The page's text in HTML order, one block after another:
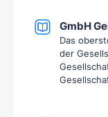
GmbH
Das
der